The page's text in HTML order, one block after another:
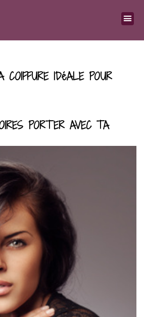
IDéALE POUR
PORTER AVEC TA